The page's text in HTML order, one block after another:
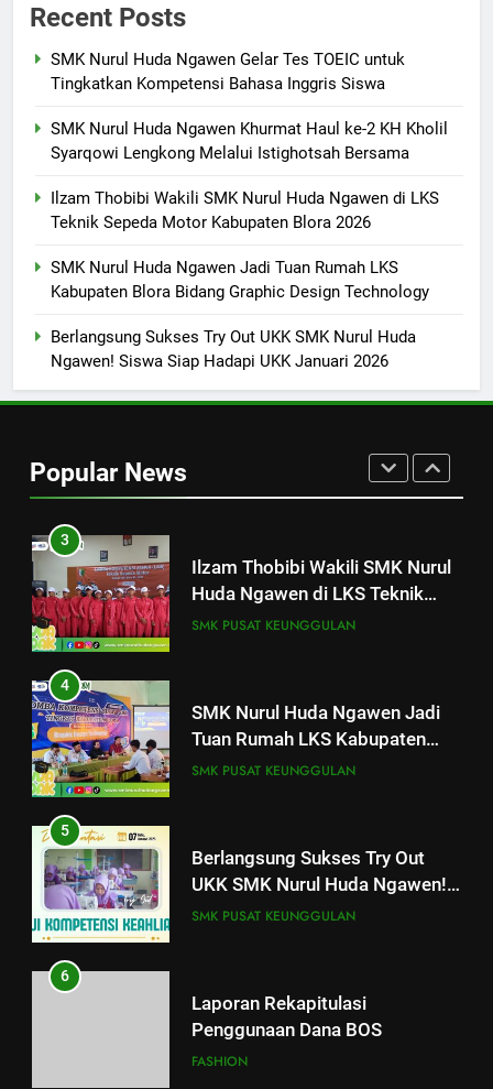
Recent Posts
SMK Nurul Huda Ngawen Gelar Tes TOEIC untuk
Tingkatkan Kompetensi Bahasa Inggris Siswa
SMK Nurul Huda Ngawen Khurmat Haul ke-2 KH Kholil
Syarqowi Lengkong Melalui Istighotsah Bersama
Ilzam Thobibi Wakili SMK Nurul Huda Ngawen di LKS
Teknik Sepeda Motor Kabupaten Blora 2026
SMK Nurul Huda Ngawen Jadi Tuan Rumah LKS
Kabupaten Blora Bidang Graphic Design Technology
Berlangsung Sukses Try Out UKK SMK Nurul Huda
Ngawen! Siswa Siap Hadapi UKK Januari 2026
Popular News
Sukses! EKKS SMK Nurul Huda
Ngawen Digelar dengan
Pendidikan
SMK PUSAT KEUNGGULAN
SMK Nurul Huda Ngawen Gelar
Tes TOEIC untuk Tingkatkan
Kompetensi Bahasa Inggris
Siswa
SMK PUSAT KEUNGGULAN
2
Khurmat Haul ke-2 KH Kholil
Syarqowi Lengkong Melalui
Istighotsah Bersama
3
Ilzam Thobibi Wakili SMK Nurul
Huda Ngawen di LKS Teknik
Sepeda Motor Kabupaten Blora
SMK PUSAT KEUNGGULAN
4
SMK Nurul Huda Ngawen Jadi
Tuan Rumah LKS Kabupaten
Blora Bidang Graphic Design
SMK PUSAT KEUNGGULAN
5
Berlangsung Sukses Try Out
UKK SMK Nurul Huda Ngawen!
Siswa Siap Hadapi UKK Januari
SMK PUSAT KEUNGGULAN
6
Laporan Rekapitulasi
Penggunaan Dana BOS
FASHION
25
Pelatihan “Pembentukan dan
BKK
26
Hari Kedua Pelatihan di SMK
Pendidikan SMK
AKUNTANSI KEUANGAN LEMBAGA
Implementasi Penguatan